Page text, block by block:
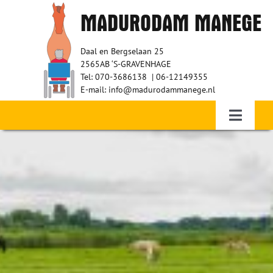
MADURODAM MANEGE
Daal en Bergselaan 25
2565AB ‘S-GRAVENHAGE
Tel: 070-3686138 | 06-12149355
E-mail: info@madurodammanege.nl
Toggle
Home – Therapeutisch paardrijden
RUITERS
VRIJWILLIGERS
SPONSORS